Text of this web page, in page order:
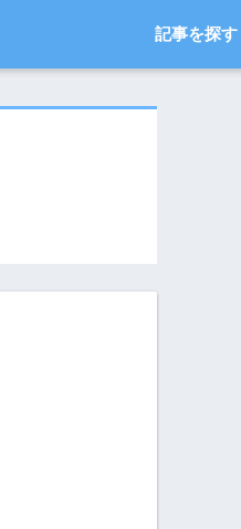
記事を探す